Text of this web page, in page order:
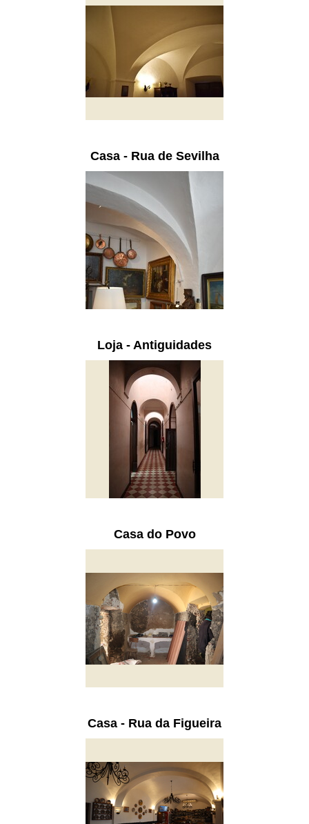
Casa - Rua de Sevilha
Loja - Antiguidades
Casa do Povo
Casa - Rua da Figueira